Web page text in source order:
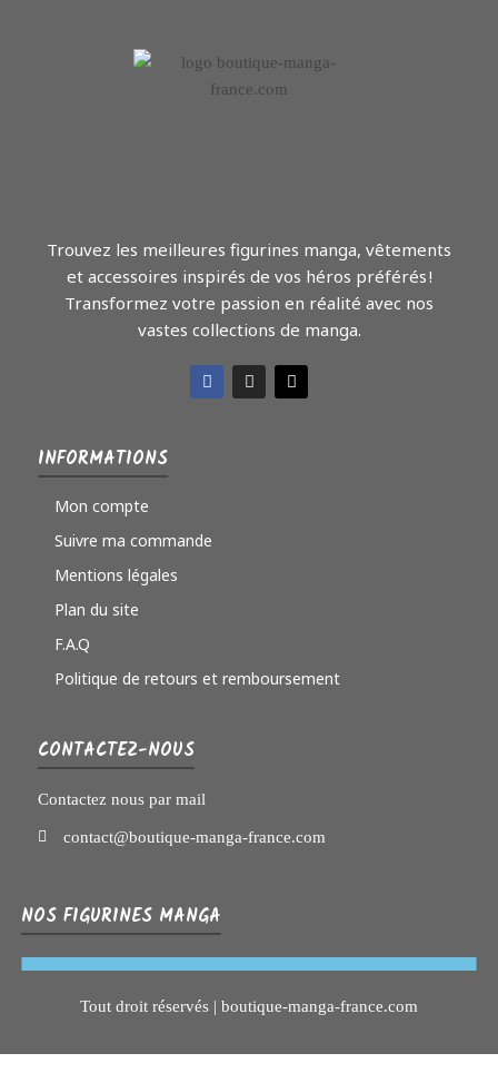
Trouvez les meilleures figurines manga, vêtements
et accessoires inspirés de vos héros préférés !
Transformez votre passion en réalité avec nos
vastes collections de manga.
INFORMATIONS
Mon compte
Suivre ma commande
Mentions légales
Plan du site
F.A.Q
Politique de retours et remboursement
CONTACTEZ-NOUS
Contactez nous par mail
contact@boutique-manga-france.com
NOS FIGURINES MANGA
Tout droit réservés | boutique-manga-france.com